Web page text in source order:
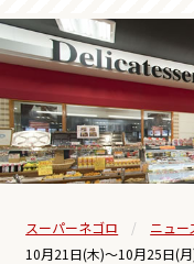
スーパーネゴロ ニュー
10月21日(木)～10月25日(